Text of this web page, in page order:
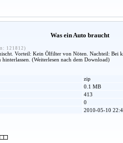
Was ein Auto braucht
121812)
Vorteil: Kein Ölfilter von Nöten. Nachteil: Bei
(Weiterlesen nach dem Download)
zip
0.1 MB
413
0
2010-05-10